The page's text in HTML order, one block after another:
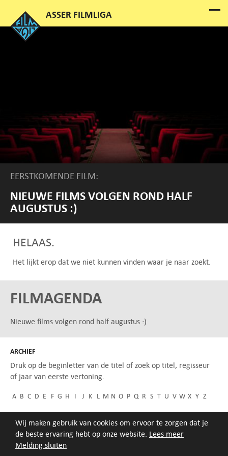
Melding sluiten
Wij maken gebruik van cookies om ervoor te zorgen dat je
de beste ervaring hebt op onze website. Lees meer
EERSTKOMENDE FILM:
NIEUWE FILMS VOLGEN ROND HALF
AUGUSTUS :)
HELAAS.
Het lijkt erop dat we niet kunnen vinden waar je naar zoekt.
FILMAGENDA
Nieuwe films volgen rond half augustus :)
ARCHIEF
Druk op de beginletter van de titel of zoek op titel, regisseur
of jaar van eerste vertoning.
A B C D E F G H I J K L M N O P Q R S T U V W X Y Z